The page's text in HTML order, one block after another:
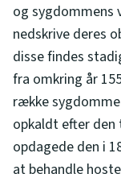
og sygdommens
nedskrive deres
disse findes
fra omkring år
række
opkaldt efter
opdagede den i
at behandle